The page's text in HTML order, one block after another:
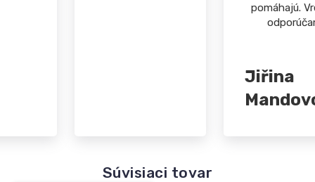
Súvisiaci tovar
pomáhajú.
Jiřina